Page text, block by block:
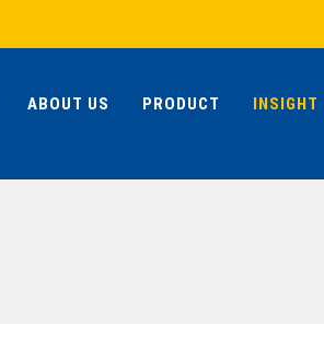
ABOUT US PRODUCT INSIGHT